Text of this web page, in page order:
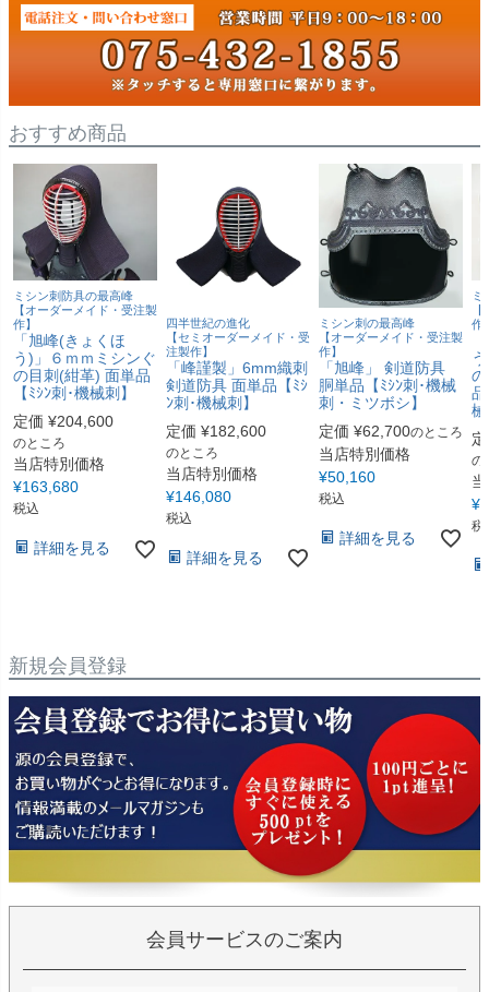
おすすめ商品
ミシン刺防具の最高峰
【オーダーメイド・受注製
作】
「旭峰(きょくほ
う)」６ｍｍミシンぐ
の目刺(紺革) 面単品
【ﾐｼﾝ刺･機械刺】
定価 ¥204,600
のところ
当店特別価格
¥163,680
税込
詳細を見る
四半世紀の進化
【セミオーダーメイド・受
注製作】
「峰謹製」6mm織刺
剣道防具 面単品【ﾐｼ
ﾝ刺･機械刺】
定価 ¥182,600
のところ
当店特別価格
¥146,080
税込
詳細を見る
ミシン刺の最高峰
【オーダーメイド・受注製
作】
「旭峰」 剣道防具
胴単品【ﾐｼﾝ刺･機械
刺・ミツボシ】
定価 ¥62,700のところ
当店特別価格
¥50,160
税込
詳細を見る
ミ
作
の
¥
税
新規会員登録
会員サービスのご案内